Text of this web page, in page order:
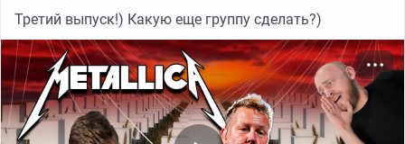
Третий выпуск!) Какую еще группу сделать?)